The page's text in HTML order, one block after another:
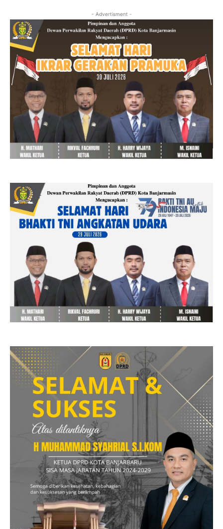
- Advertisment -